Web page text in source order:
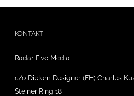
KONTAKT
Radar Five Media
c/o Diplom Designer (FH) Charles
Steiner Ring 18